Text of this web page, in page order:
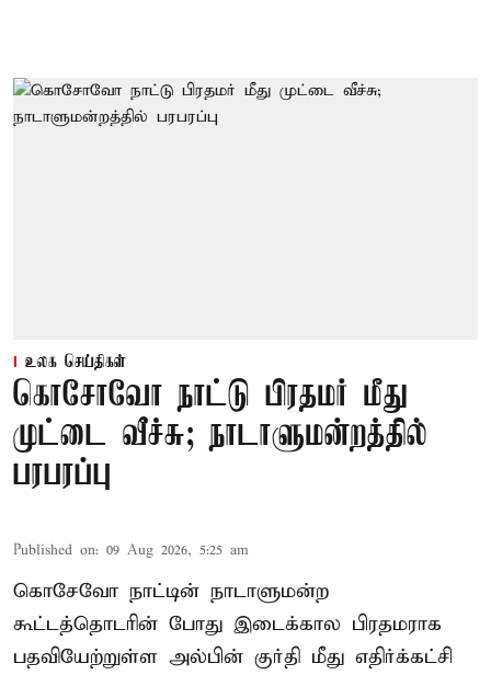
உலக செய்திகள்
கொசோவோ நாட்டு பிரதமர் மீது
முட்டை வீச்சு; நாடாளுமன்றத்தில்
பரபரப்பு
Published on: 09 Aug 2026, 5:25 am
கொசேவோ நாட்டின் நாடாளுமன்ற
கூட்டத்தொடரின் போது இடைக்கால பிரதமராக
பதவியேற்றுள்ள அல்பின் குர்தி மீது எதிர்க்கட்சி